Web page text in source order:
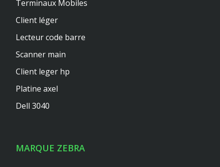
Terminaux Mobiles
Client léger
Lecteur code barre
Scanner main
Client leger hp
Platine axel
Dell 3040
MARQUE ZEBRA